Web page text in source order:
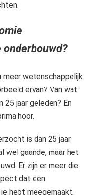
meer wetenschappelijk
ervan? Van wat
25 jaar geleden? En
hoor.
is dan 25 jaar
wel gaande, maar het
Er zijn er meer die
dat een
hebt meegemaakt,